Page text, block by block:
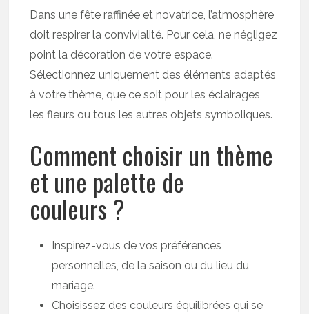
Dans une fête raffinée et novatrice, l’atmosphère
doit respirer la convivialité. Pour cela, ne négligez
point la décoration de votre espace.
Sélectionnez uniquement des éléments adaptés
à votre thème, que ce soit pour les éclairages,
les fleurs ou tous les autres objets symboliques.
Comment choisir un thème
et une palette de
couleurs ?
Inspirez-vous de vos préférences
personnelles, de la saison ou du lieu du
mariage.
Choisissez des couleurs équilibrées qui se